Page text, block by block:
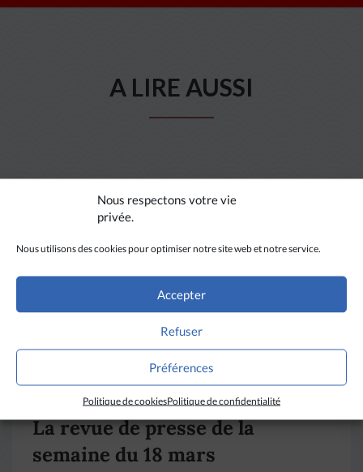
Nous respectons votre vie
privée.
Nous utilisons des cookies pour optimiser notre site web et notre service.
Accepter
Refuser
Préférences
Politique de cookiesPolitique de confidentialité
A LIRE AUSSI
DIVERS HORIZONS
La revue de presse de la
semaine du 18 mars